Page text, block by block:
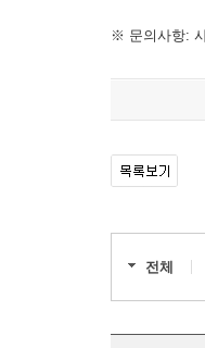
※ 문의사항:
전체